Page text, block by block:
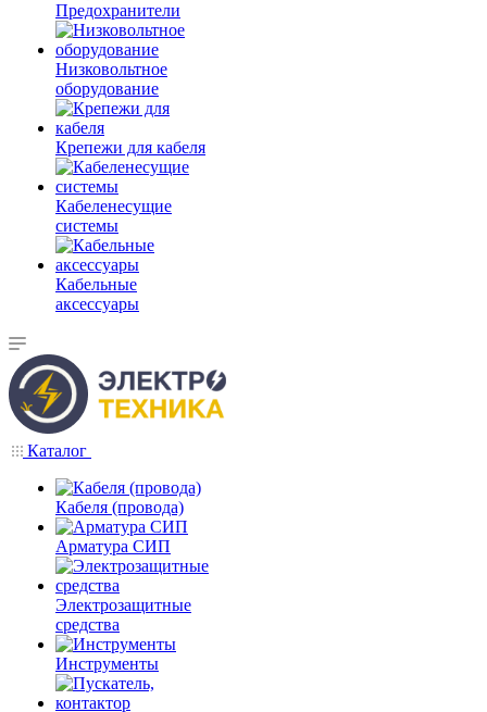
Предохранители
Низковольтное
оборудование
Крепежи для кабеля
Кабеленесущие
системы
Кабельные
аксессуары
Каталог
Кабеля (провода)
Арматура СИП
Электрозащитные
средства
Инструменты